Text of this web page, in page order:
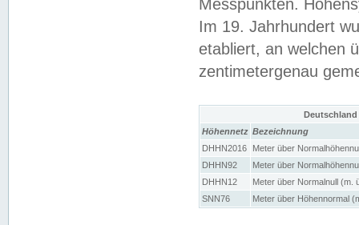
Messpunkten.
Im 19. Jahrhundert
etabliert, an welchen
zentimetergenau
Höhennetz Bezeichnung
DHHN2016
Meter über
DHHN92
Meter über
DHHN12
Meter über Normalnull (m.
SNN76
Meter über Höhennormal